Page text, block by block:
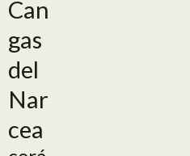
Can
gas
del
Nar
cea